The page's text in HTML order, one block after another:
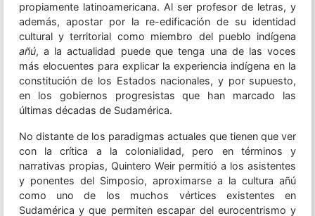
propiamente latinoamericana. Al ser profesor de letras, y
además, apostar por la re-edificación de su identidad
cultural y territorial como miembro del pueblo indígena
añú, a la actualidad puede que tenga una de las voces
más elocuentes para explicar la experiencia indígena en la
constitución de los Estados nacionales, y por supuesto,
en los gobiernos progresistas que han marcado las
últimas décadas de Sudamérica.
No distante de los paradigmas actuales que tienen que ver
con la crítica a la colonialidad, pero en términos y
narrativas propias, Quintero Weir permitió a los asistentes
y ponentes del Simposio, aproximarse a la cultura añú
como uno de los muchos vértices existentes en
Sudamérica y que permiten escapar del eurocentrismo y